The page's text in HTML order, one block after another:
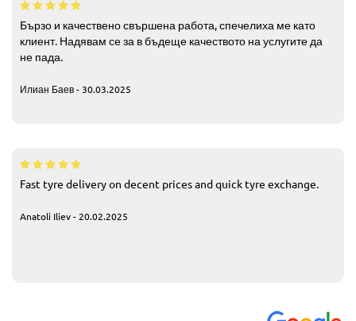
Бързо и качествено свършена работа, спечелиха ме като
клиент. Надявам се за в бъдеще качеството на услугите да
не пада.
Илиан Баев - 30.03.2025
Fast tyre delivery on decent prices and quick tyre exchange.
Anatoli Iliev - 20.02.2025